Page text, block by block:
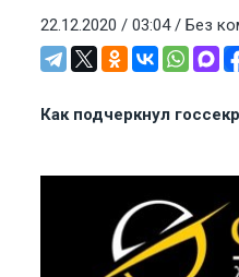
22.12.2020 / 03:04 / Без
Как подчеркнул